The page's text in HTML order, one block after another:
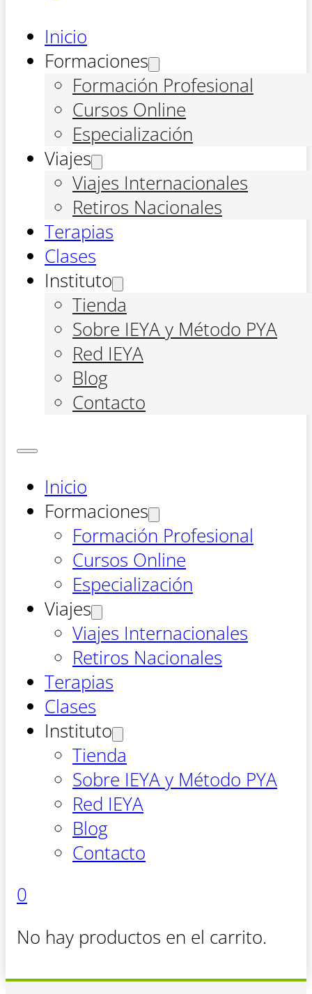
Inicio
Formaciones
Formación Profesional
Cursos Online
Especialización
Viajes
Viajes Internacionales
Retiros Nacionales
Terapias
Clases
Instituto
Tienda
Sobre IEYA y Método PYA
Red IEYA
Blog
Contacto
Inicio
Formaciones
Formación Profesional
Cursos Online
Especialización
Viajes
Viajes Internacionales
Retiros Nacionales
Terapias
Clases
Instituto
Tienda
Sobre IEYA y Método PYA
Red IEYA
Blog
Contacto
0
No hay productos en el carrito.